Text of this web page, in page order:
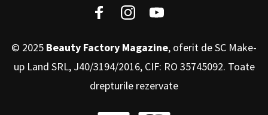
© 2025 Beauty Factory Magazine, oferit de SC Make-
up Land SRL, J40/3194/2016, CIF: RO 35745092. Toate
drepturile rezervate